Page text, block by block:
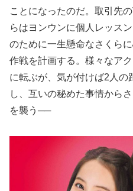
ことになったのだ。取引先
らはヨンウンに個人レッス
のために一生懸命なさくら
作戦を計画する。様々なア
に転ぶが、気が付けば2人の
し、互いの秘めた事情から
を襲う──